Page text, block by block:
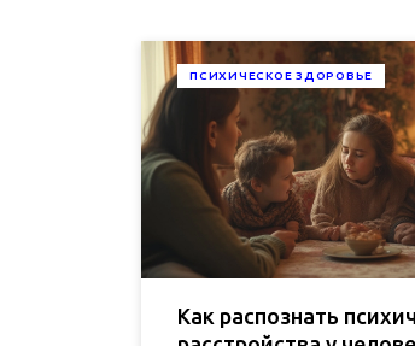
ПСИХИЧЕСКОЕ ЗДОРОВЬЕ
Как распознать